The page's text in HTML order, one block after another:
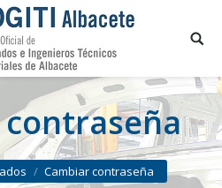
Cambiar contraseña